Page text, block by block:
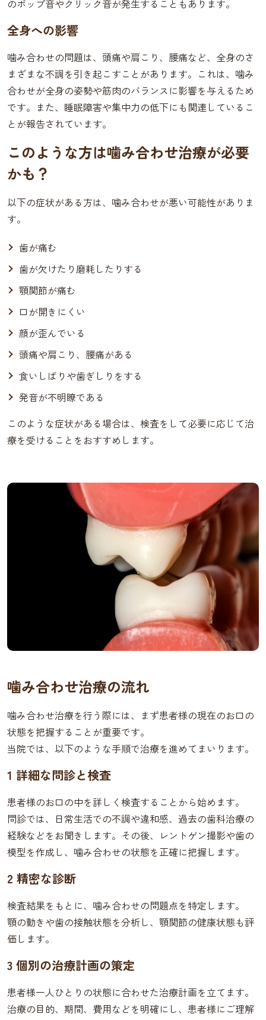
のポップ音やクリック音が発生することもあります。
全身への影響
噛み合わせの問題は、頭痛や肩こり、腰痛など、全身のさ
まざまな不調を引き起こすことがあります。これは、噛み
合わせが全身の姿勢や筋肉のバランスに影響を与えるため
です。また、睡眠障害や集中力の低下にも関連しているこ
とが報告されています。
このような方は噛み合わせ治療が必要
かも？
以下の症状がある方は、噛み合わせが悪い可能性がありま
す。
歯が痛む
歯が欠けたり磨耗したりする
顎関節が痛む
口が開きにくい
顔が歪んでいる
頭痛や肩こり、腰痛がある
食いしばりや歯ぎしりをする
発音が不明瞭である
このような症状がある場合は、検査をして必要に応じて治
療を受けることをおすすめします。
噛み合わせ治療の流れ
噛み合わせ治療を行う際には、まず患者様の現在のお口の
状態を把握することが重要です。
当院では、以下のような手順で治療を進めてまいります。
1 詳細な問診と検査
患者様のお口の中を詳しく検査することから始めます。
問診では、日常生活での不調や違和感、過去の歯科治療の
経験などをお聞きします。その後、レントゲン撮影や歯の
模型を作成し、噛み合わせの状態を正確に把握します。
2 精密な診断
検査結果をもとに、噛み合わせの問題点を特定します。
顎の動きや歯の接触状態を分析し、顎関節の健康状態も評
価します。
3 個別の治療計画の策定
患者様一人ひとりの状態に合わせた治療計画を立てます。
治療の目的、期間、費用などを明確にし、患者様にご理解